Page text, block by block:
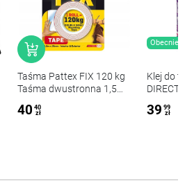
Taśma Pattex FIX 120 kg
Taśma dwustronna 1,5
40 40
zł
Obecnie
Klej do
DIRECT
39 99
zł